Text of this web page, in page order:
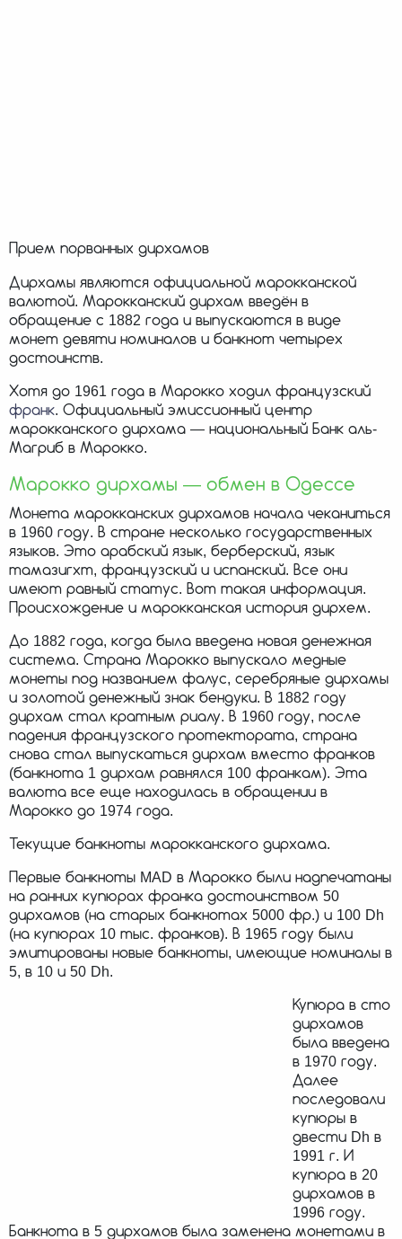
Прием порванных дирхамов
Дирхамы являются официальной марокканской
валютой. Марокканский дирхам введён в
обращение с 1882 года и выпускаются в виде
монет девяти номиналов и банкнот четырех
достоинств.
Хотя до 1961 года в Марокко ходил французский
франк. Официальный эмиссионный центр
марокканского дирхама — национальный Банк аль-
Магриб в Марокко.
Марокко дирхамы — обмен в Одессе
Монета марокканских дирхамов начала чеканиться
в 1960 году. В стране несколько государственных
языков. Это арабский язык, берберский, язык
тамазигхт, французский и испанский. Все они
имеют равный статус. Вот такая информация.
Происхождение и марокканская история дирхем.
До 1882 года, когда была введена новая денежная
система. Страна Марокко выпускало медные
монеты под названием фалус, серебряные дирхамы
и золотой денежный знак бендуки. В 1882 году
дирхам стал кратным риалу. В 1960 году, после
падения французского протектората, страна
снова стал выпускаться дирхам вместо франков
(банкнота 1 дирхам равнялся 100 франкам). Эта
валюта все еще находилась в обращении в
Марокко до 1974 года.
Текущие банкноты марокканского дирхама.
Первые банкноты MAD в Марокко были надпечатаны
на ранних купюрах франка достоинством 50
дирхамов (на старых банкнотах 5000 фр.) и 100 Dh
(на купюрах 10 тыс. франков). В 1965 году были
эмитированы новые банкноты, имеющие номиналы в
5, в 10 и 50 Dh.
Купюра в сто
дирхамов
была введена
в 1970 году.
Далее
последовали
купюры в
двести Dh в
1991 г. И
купюра в 20
дирхамов в
1996 году.
Банкнота в 5 дирхамов была заменена монетами в